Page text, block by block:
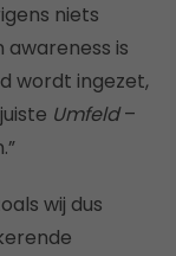
niets
is
wordt ingezet,
Umfeld–
wij dus